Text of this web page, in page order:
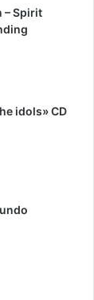
– Spirit
idols» CD